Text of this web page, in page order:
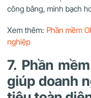
công bằng, minh bạch
Xem thêm: Phần mềm
nghiệp
7. Phần
giúp doanh